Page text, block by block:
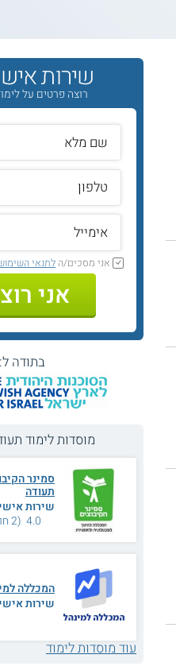
שירות
רוצה פרטים על
אני מסכים/הלתנאי
אני
בתודה ל:
מוסדות לימוד
סמינר
תעודה
שירות
4.0 (2 חוו"ד)
המכללה
שירות
עוד מוסדות לימוד